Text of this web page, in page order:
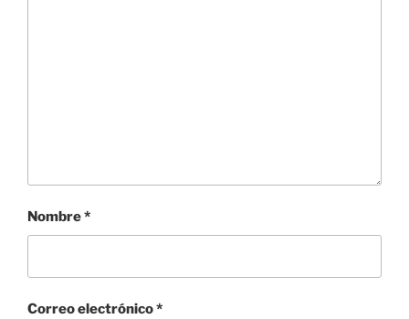
Nombre*
Correo electrónico*